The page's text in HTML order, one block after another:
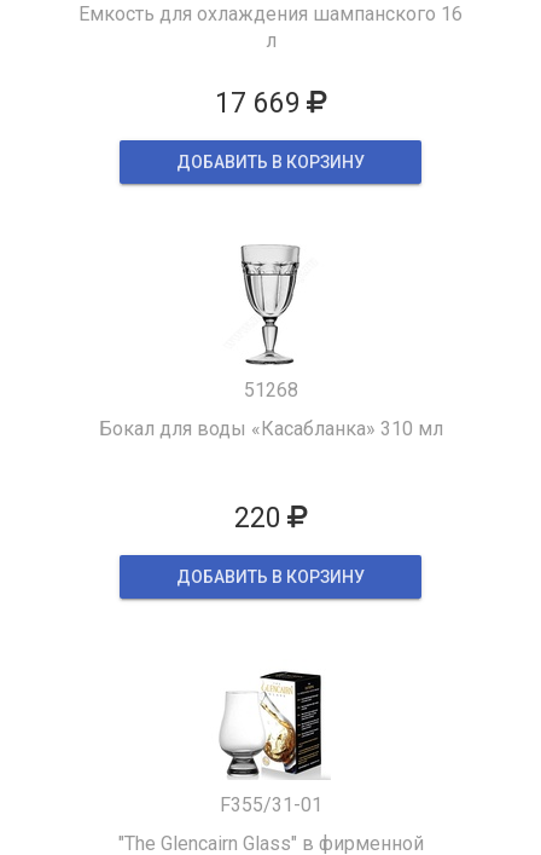
Емкость для охлаждения шампанского 16
л
17 669
ДОБАВИТЬ В КОРЗИНУ
51268
Бокал для воды «Касабланка» 310 мл
220
ДОБАВИТЬ В КОРЗИНУ
F355/31-01
"The Glencairn Glass" в фирменной